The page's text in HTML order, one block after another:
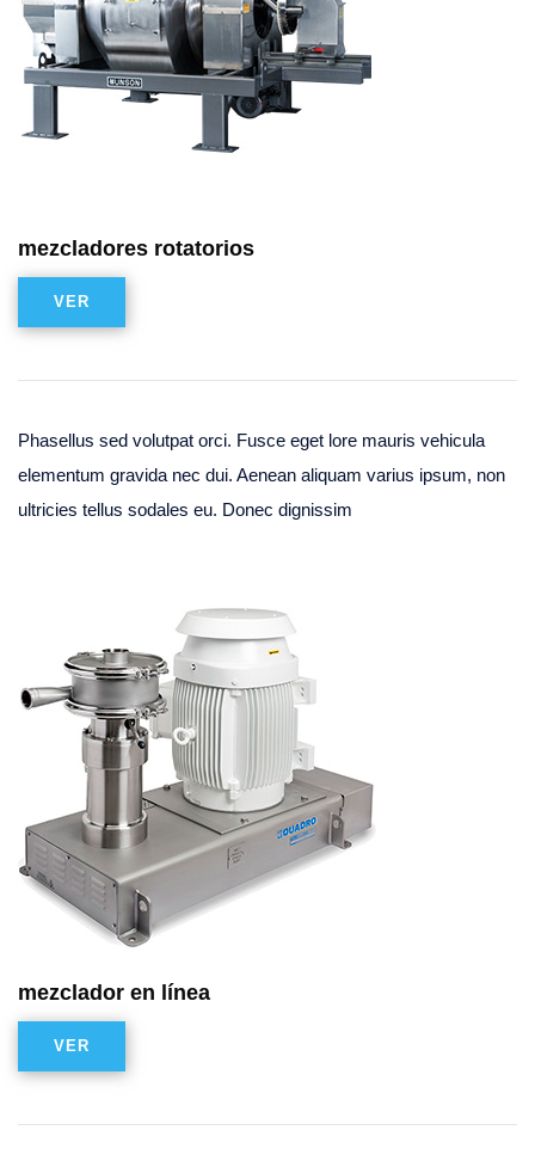
mezcladores rotatorios
VER
Phasellus sed volutpat orci. Fusce eget lore mauris vehicula
elementum gravida nec dui. Aenean aliquam varius ipsum, non
ultricies tellus sodales eu. Donec dignissim
mezclador en línea
VER